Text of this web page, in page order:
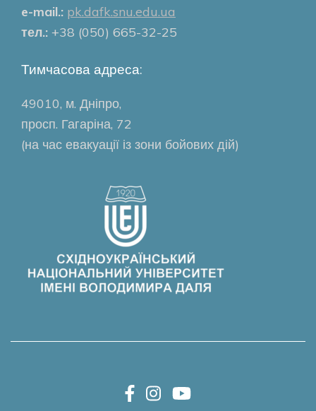
e-mail.: pk.dafk.snu.edu.ua
тел.: +38 (050) 665-32-25
Тимчасова адреса:
49010, м. Дніпро,
просп. Гагаріна, 72
(на час евакуації із зони бойових дій)